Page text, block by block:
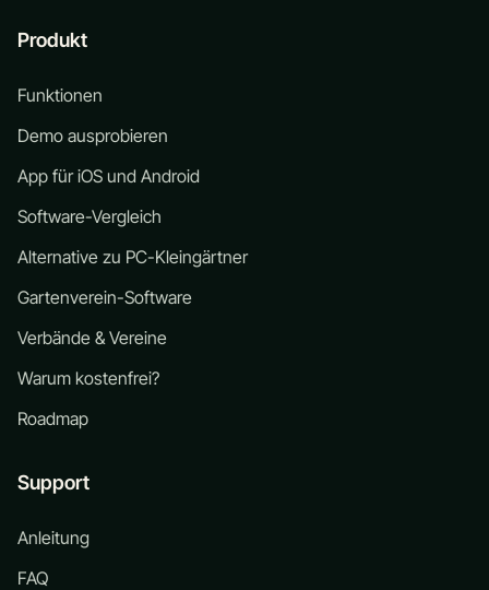
Produkt
Funktionen
Demo ausprobieren
App für iOS und Android
Software-Vergleich
Alternative zu PC-Kleingärtner
Gartenverein-Software
Verbände & Vereine
Warum kostenfrei?
Roadmap
Support
Anleitung
FAQ